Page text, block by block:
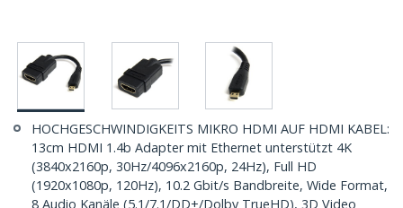
HOCHGESCHWINDIGKEITS MIKRO HDMI AUF HDMI KABEL:
13cm HDMI 1.4b Adapter mit Ethernet unterstützt 4K
(3840x2160p, 30Hz/4096x2160p, 24Hz), Full HD
(1920x1080p, 120Hz), 10.2 Gbit/s Bandbreite, Wide Format,
8 Audio Kanäle (5.1/7.1/DD+/Dolby TrueHD), 3D Video